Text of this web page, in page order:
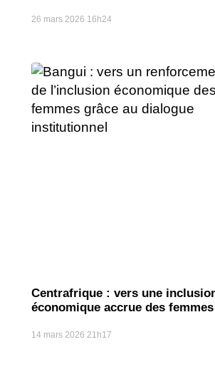
26 mars 2026 16h24
Centrafrique : vers une
économique accrue des femmes
14 mars 2026 21h17